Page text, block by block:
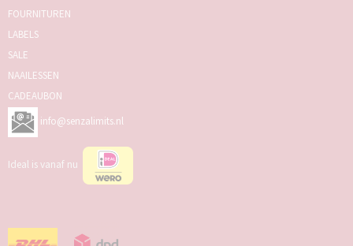
FOURNITUREN
LABELS
SALE
NAAILESSEN
CADEAUBON
info@senzalimits.nl
Ideal is vanaf nu